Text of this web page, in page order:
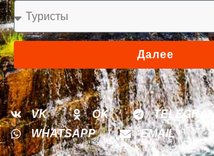
Далее
VK OK
WHATSAPP
EMAIL